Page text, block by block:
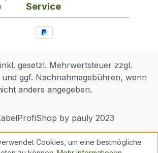
in Serviceeinsätzen ermöglicht
eine effiziente Verarbeitung mit
Ergebnissen. Er fügt sich
Einrichtungen ein.Anschluss:
StereoPolzahl: 3-
LötanschlüsseGehäuse:
Service
gesetzl. Mehrwertsteuer zzgl.
ggf. Nachnahmegebühren, wenn
anders angegeben.
by pauly 2023
Cookies, um eine bestmögliche